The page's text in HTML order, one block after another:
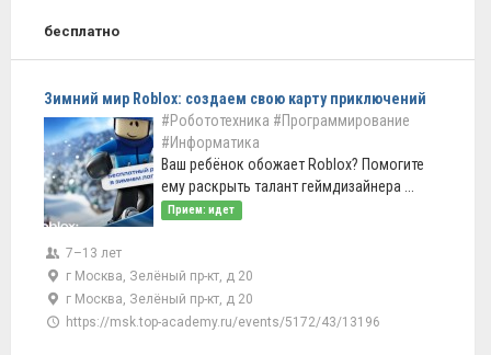
бесплатно
Зимний мир Roblox: создаем свою карту приключений
#Робототехника #Программирование
#Информатика
Ваш ребёнок обожает Roblox? Помогите
ему раскрыть талант геймдизайнера ...
Прием: идет
7–13 лет
г Москва, Зелёный пр-кт, д 20
г Москва, Зелёный пр-кт, д 20
https://msk.top-academy.ru/events/5172/43/13196